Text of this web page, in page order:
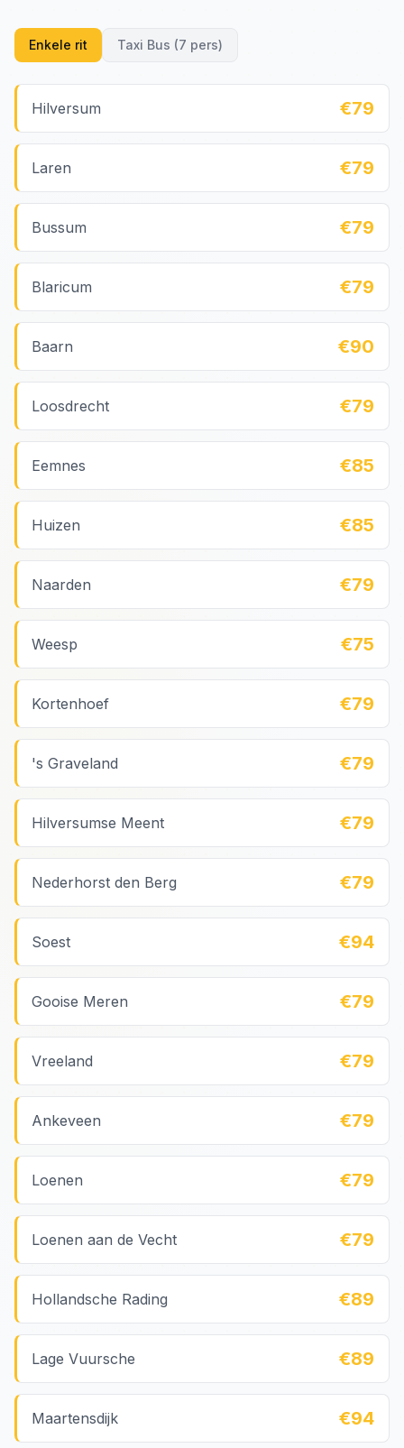
Enkele rit Taxi Bus (7 pers)
Hilversum €79
Laren €79
Bussum €79
Blaricum €79
Baarn €90
Loosdrecht €79
Eemnes €85
Huizen €85
Naarden €79
Weesp €75
Kortenhoef €79
's Graveland €79
Hilversumse Meent €79
Nederhorst den Berg €79
Soest €94
Gooise Meren €79
Vreeland €79
Ankeveen €79
Loenen €79
Loenen aan de Vecht €79
Hollandsche Rading €89
Lage Vuursche €89
Maartensdijk €94